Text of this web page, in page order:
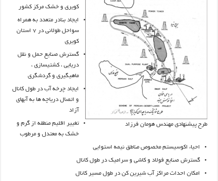
طرح پیشنهادی مهندس هومان فرزاد
کویری و خشک مرکز کشور
ایجاد بنادر متعدد به همراه
سواحل طولانی در ۷ استان
کویری
گسترش صنایع حمل و نقل
دریایی ، کشتیسازی ،
ماهیگیری و گردشگری
ایجاد چرخه آب در طول کانال
و اتصال دریاچه ها به آبهای
آزاد
تغییر اقلیم منطقه از گرم و
خشک به معتدل و مرطوب
احیاء اکوسیستم مخصوص مناطق نیمه استوایی
گسترش صنایع فولاد و کاشی و سرامیک در طول کانال
امکان احداث مراکز آب شیرین کن در طول مسیر کانال